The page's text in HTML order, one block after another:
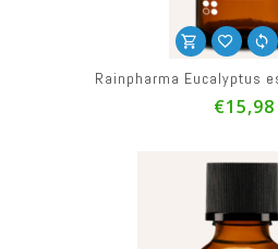
Rainpharma Eucalyptus
€15,98